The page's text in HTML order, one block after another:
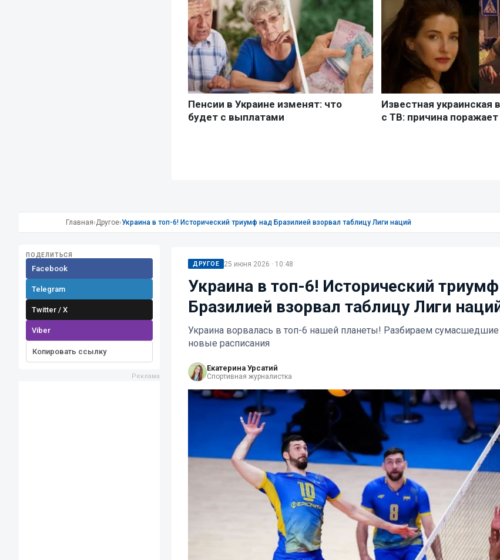
Главная›Другое›Украина в топ-6! Исторический триумф над Бразилией взорвал таблицу Лиги наций
ПОДЕЛИТЬСЯ
Facebook
Telegram
Twitter / X
Viber
Копировать ссылку
ДРУГОЕ 25 июня 2026 · 10:48
Украина в топ-6! Исторический
Бразилией взорвал таблицу Лиги
Украина ворвалась в топ-6 нашей планеты! Разбираем сумасшедшие
новые расписания
Екатерина Урсатий
Спортивная журналистка